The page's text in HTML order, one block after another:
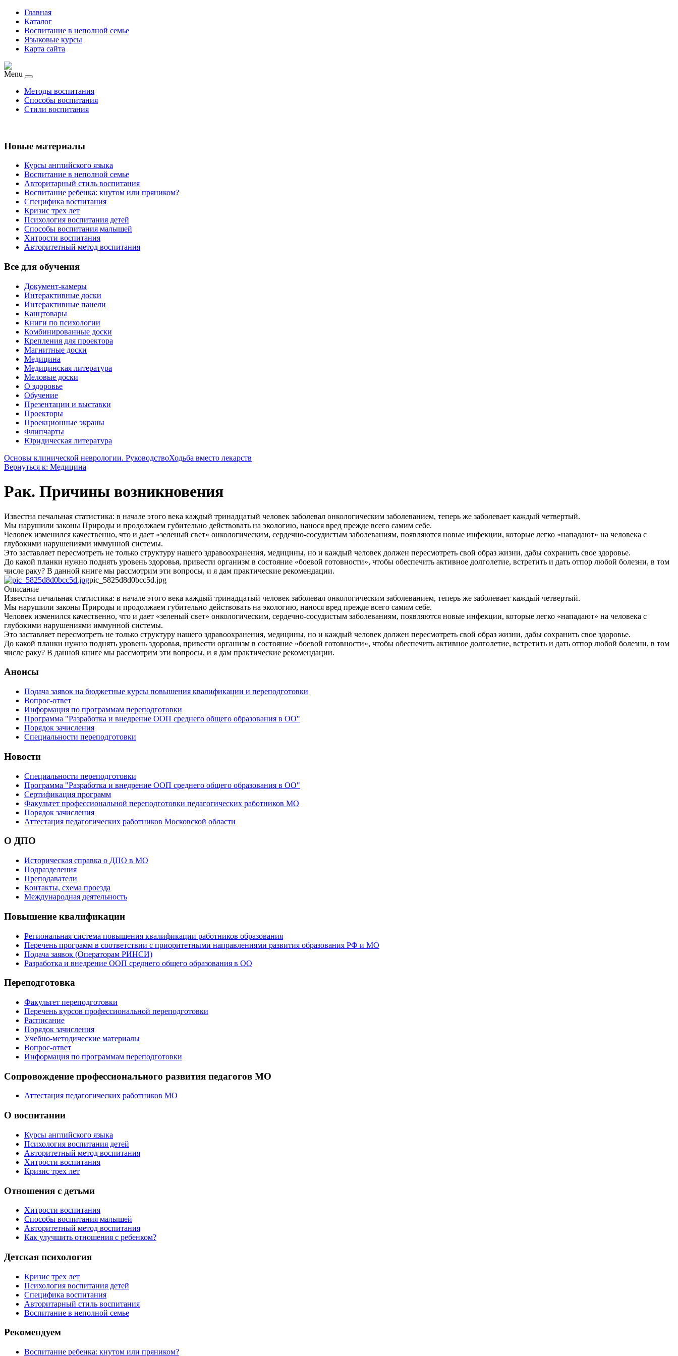
Главная
Каталог
Воспитание в неполной семье
Языковые курсы
Карта сайта
Menu
Методы воспитания
Способы воспитания
Стили воспитания
Новые материалы
Курсы английского языка
Воспитание в неполной семье
Авторитарный стиль воспитания
Воспитание ребенка: кнутом или пряником?
Специфика воспитания
Кризис трех лет
Психология воспитания детей
Способы воспитания малышей
Хитрости воспитания
Авторитетный метод воспитания
Все для обучения
Документ-камеры
Интерактивные доски
Интерактивные панели
Канцтовары
Книги по психологии
Комбинированные доски
Крепления для проектора
Магнитные доски
Медицина
Медицинская литература
Меловые доски
О здоровье
Обучение
Презентации и выставки
Проекторы
Проекционные экраны
Флипчарты
Юридическая литература
Основы клинической неврологии. РуководствоХодьба вместо лекарств
Вернуться к: Медицина
Рак. Причины возникновения
Известна печальная статистика: в начале этого века каждый тринадцатый человек заболевал онкологическим заболеванием, теперь же заболевает каждый четвертый.
Мы нарушили законы Природы и продолжаем губительно действовать на экологию, нанося вред прежде всего самим себе.
Человек изменился качественно, что и дает «зеленый свет» онкологическим, сердечно-сосудистым заболеваниям, появляются новые инфекции, которые легко «нападают» на человека с
глубокими нарушениями иммунной системы.
Это заставляет пересмотреть не только структуру нашего здравоохранения, медицины, но и каждый человек должен пересмотреть свой образ жизни, дабы сохранить свое здоровье.
До какой планки нужно поднять уровень здоровья, привести организм в состояние «боевой готовности», чтобы обеспечить активное долголетие, встретить и дать отпор любой болезни, в том
числе раку? В данной книге мы рассмотрим эти вопросы, и я дам практические рекомендации.
pic_5825d8d0bcc5d.jpg
Описание
Известна печальная статистика: в начале этого века каждый тринадцатый человек заболевал онкологическим заболеванием, теперь же заболевает каждый четвертый.
Мы нарушили законы Природы и продолжаем губительно действовать на экологию, нанося вред прежде всего самим себе.
Человек изменился качественно, что и дает «зеленый свет» онкологическим, сердечно-сосудистым заболеваниям, появляются новые инфекции, которые легко «нападают» на человека с
глубокими нарушениями иммунной системы.
Это заставляет пересмотреть не только структуру нашего здравоохранения, медицины, но и каждый человек должен пересмотреть свой образ жизни, дабы сохранить свое здоровье.
До какой планки нужно поднять уровень здоровья, привести организм в состояние «боевой готовности», чтобы обеспечить активное долголетие, встретить и дать отпор любой болезни, в том
числе раку? В данной книге мы рассмотрим эти вопросы, и я дам практические рекомендации.
Анонсы
Подача заявок на бюджетные курсы повышения квалификации и переподготовки
Вопрос-ответ
Информация по программам переподготовки
Программа "Разработка и внедрение ООП среднего общего образования в ОО"
Порядок зачисления
Специальности переподготовки
Новости
Специальности переподготовки
Программа "Разработка и внедрение ООП среднего общего образования в ОО"
Сертификация программ
Факультет профессиональной переподготовки педагогических работников МО
Порядок зачисления
Аттестация педагогических работников Московской области
О ДПО
Историческая справка о ДПО в МО
Подразделения
Преподаватели
Контакты, схема проезда
Международная деятельность
Повышение квалификации
Региональная система повышения квалификации работников образования
Перечень программ в соответствии с приоритетными направлениями развития образования РФ и МО
Подача заявок (Операторам РИНСИ)
Разработка и внедрение ООП среднего общего образования в ОО
Переподготовка
Факультет переподготовки
Перечень курсов профессиональной переподготовки
Расписание
Порядок зачисления
Учебно-методические материалы
Вопрос-ответ
Информация по программам переподготовки
Сопровождение профессионального развития педагогов МО
Аттестация педагогических работников МО
О воспитании
Курсы английского языка
Психология воспитания детей
Авторитетный метод воспитания
Хитрости воспитания
Кризис трех лет
Отношения с детьми
Хитрости воспитания
Способы воспитания малышей
Авторитетный метод воспитания
Как улучшить отношения с ребенком?
Детская психология
Кризис трех лет
Психология воспитания детей
Специфика воспитания
Авторитарный стиль воспитания
Воспитание в неполной семье
Рекомендуем
Воспитание ребенка: кнутом или пряником?